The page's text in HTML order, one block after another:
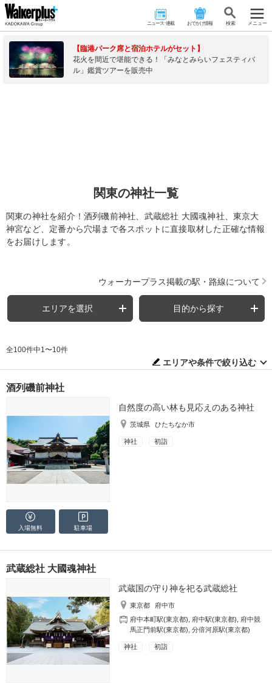
ニュース･連載 おでかけ情報 検 索 メニュー
【臨港パーク席と宿泊ホテルがセット】
花火を間近で堪能できる！「みなとみらいフェスティバ
ル」鑑賞ツアーを販売中
関東の神社一覧
関東の神社を紹介！酒列磯前神社、武蔵総社 大國魂神社、東京大
神宮など、定番から穴場まで各スポットに直接取材した正確な情報
をお届けします。
ウォーカープラス掲載の駅・路線について
エリアを選択 目的から探す
全100件中1〜10件
エリアや条件で絞り込む
酒列磯前神社
自然度の高い林も見応えのある神社
茨城県 ひたちなか市
神社 初詣
入場無料 駐車場
武蔵総社 大國魂神社
武蔵国の守り神を祀る武蔵総社
東京都
府中市
府中本町駅(東京都)
府中駅(東京都)
府中競
馬正門前駅(東京都) ,分倍河原駅(東京都)
神社 初詣